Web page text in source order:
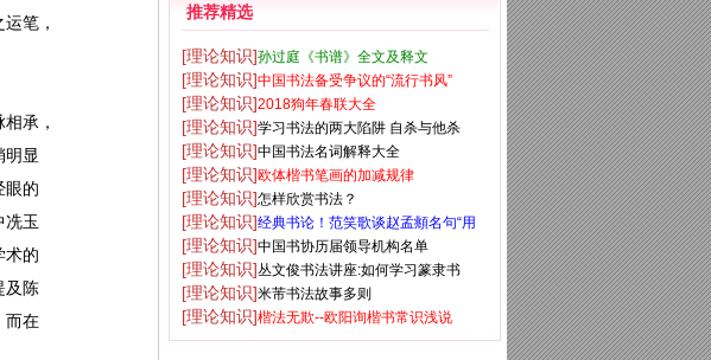
笔，
承，
明显
眼的
冼玉
术的
及陈
而在
推荐精选
[理论知识]孙过庭《书谱》全文及释文
[理论知识]中国书法备受争议的“流行书风”
[理论知识]2018狗年春联大全
[理论知识]学习书法的两大陷阱 自杀与他杀
[理论知识]中国书法名词解释大全
[理论知识]欧体楷书笔画的加减规律
[理论知识]怎样欣赏书法？
[理论知识]经典书论！范笑歌谈赵孟頫名句“用
笔千古不易”
[理论知识]中国书协历届领导机构名单
[理论知识]丛文俊书法讲座:如何学习篆隶书
[理论知识]米芾书法故事多则
[理论知识]楷法无欺--欧阳询楷书常识浅说